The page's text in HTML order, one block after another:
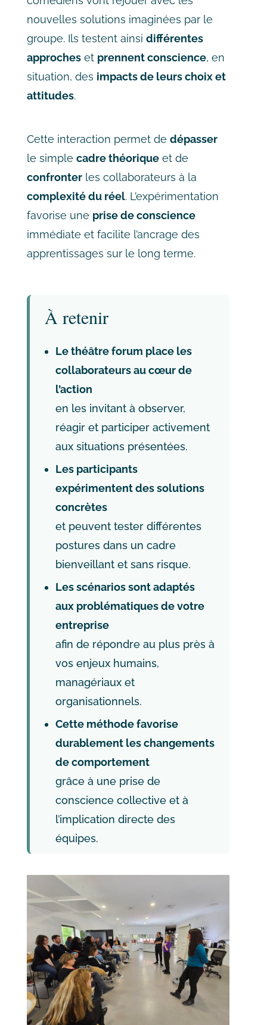
nouvelles solutions imaginées par le
groupe. Ils testent ainsi différentes
approcheset prennent conscience, en
situation, des impacts de leurs choix et
attitudes.
Cette interaction permet de dépasser
le simple cadre théoriqueet de
confronterles collaborateurs à la
complexité du réel. L’expérimentation
favorise une prise de conscience
immédiate et facilite l’ancrage des
apprentissages sur le long terme.
À retenir
Le théâtre forum place les
collaborateurs au cœur de
l’action
en les invitant à observer,
réagir et participer activement
aux situations présentées.
Les participants
expérimentent des solutions
concrètes
et peuvent tester différentes
postures dans un cadre
bienveillant et sans risque.
Les scénarios sont adaptés
aux problématiques de votre
entreprise
afin de répondre au plus près à
vos enjeux humains,
managériaux et
organisationnels.
Cette méthode favorise
durablement les changements
de comportement
grâce à une prise de
conscience collective et à
l’implication directe des
équipes.